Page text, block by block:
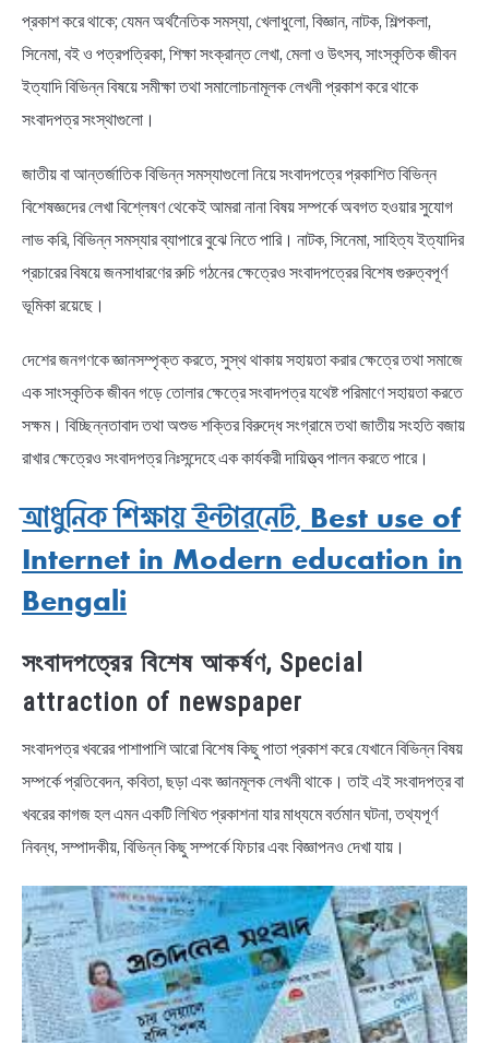
প্রকাশ করে থাকে; যেমন অর্থনৈতিক সমস্যা, খেলাধুলো, বিজ্ঞান, নাটক, শিল্পকলা,
সিনেমা, বই ও পত্রপত্রিকা, শিক্ষা সংক্রান্ত লেখা, মেলা ও উৎসব, সাংস্কৃতিক জীবন
ইত্যাদি বিভিন্ন বিষয়ে সমীক্ষা তথা সমালোচনামূলক লেখনী প্রকাশ করে থাকে
সংবাদপত্র সংস্থাগুলো।
জাতীয় বা আন্তর্জাতিক বিভিন্ন সমস্যাগুলো নিয়ে সংবাদপত্রে প্রকাশিত বিভিন্ন
বিশেষজ্ঞদের লেখা বিশ্লেষণ থেকেই আমরা নানা বিষয় সম্পর্কে অবগত হওয়ার সুযোগ
লাভ করি, বিভিন্ন সমস্যার ব্যাপারে বুঝে নিতে পারি। নাটক, সিনেমা, সাহিত্য ইত্যাদির
প্রচারের বিষয়ে জনসাধারণের রুচি গঠনের ক্ষেত্রেও সংবাদপত্রের বিশেষ গুরুত্বপূর্ণ
ভূমিকা রয়েছে।
দেশের জনগণকে জ্ঞানসম্পৃক্ত করতে, সুস্থ থাকায় সহায়তা করার ক্ষেত্রে তথা সমাজে
এক সাংস্কৃতিক জীবন গড়ে তোলার ক্ষেত্রে সংবাদপত্র যথেষ্ট পরিমাণে সহায়তা করতে
সক্ষম। বিচ্ছিন্নতাবাদ তথা অশুভ শক্তির বিরুদ্ধে সংগ্রামে তথা জাতীয় সংহতি বজায়
রাখার ক্ষেত্রেও সংবাদপত্র নিঃসন্দেহে এক কার্যকরী দায়িত্ত্ব পালন করতে পারে।
আধুনিক শিক্ষায় ইন্টারনেট, Best use of
Internet in Modern education in
Bengali
সংবাদপত্রের বিশেষ আকর্ষণ, Special
attraction of newspaper
সংবাদপত্র খবরের পাশাপাশি আরো বিশেষ কিছু পাতা প্রকাশ করে যেখানে বিভিন্ন বিষয়
সম্পর্কে প্রতিবেদন, কবিতা, ছড়া এবং জ্ঞানমূলক লেখনী থাকে। তাই এই সংবাদপত্র বা
খবরের কাগজ হল এমন একটি লিখিত প্রকাশনা যার মাধ্যমে বর্তমান ঘটনা, তথ্যপূর্ণ
নিবন্ধ, সম্পাদকীয়, বিভিন্ন কিছু সম্পর্কে ফিচার এবং বিজ্ঞাপনও দেখা যায়।